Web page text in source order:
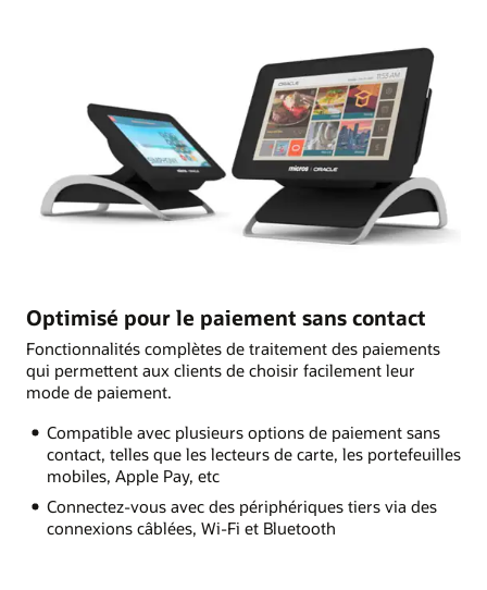
Optimisé pour le paiement sans contact
Fonctionnalités complètes de traitement des paiements
qui permettent aux clients de choisir facilement leur
mode de paiement.
Compatible avec plusieurs options de paiement sans
contact, telles que les lecteurs de carte, les portefeuilles
mobiles, Apple Pay, etc
Connectez-vous avec des périphériques tiers via des
connexions câblées, Wi-Fi et Bluetooth